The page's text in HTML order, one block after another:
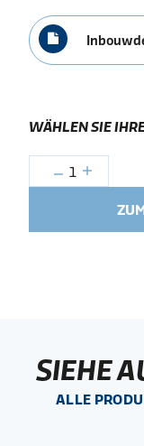
WÄHLEN SIE
1
SIEHE
ALLE